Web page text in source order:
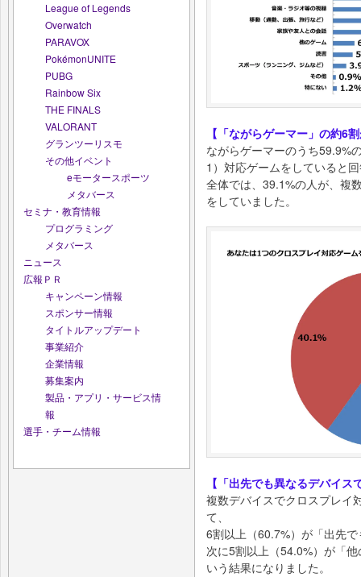
League of Legends
Overwatch
PARAVOX
PokémonUNITE
PUBG
Rainbow Six
THE FINALS
VALORANT
グランツーリスモ
その他イベント
eモータースポーツ
メタバース
セミナ・教育情報
プログラミング
メタバース
ニュース
広報ＰＲ
キャンペーン情報
スポンサー情報
タイトルアップデート
事業紹介
企業情報
募集案内
製品・アプリ・サービス情
報
選手・チーム情報
【「ながらゲーマー」の約6
ながらゲーマーのうち59.9%
1）対応ゲームをしていると
全体では、39.1%の人が、複
をしていました。
【「出先でも異なるデバイ
複数デバイスでクロスプレイ
て、
6割以上（60.7%）が「出先
次に5割以上（54.0%）が「
いう結果になりました。